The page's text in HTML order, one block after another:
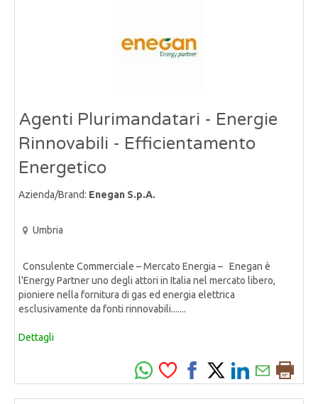
Agenti Plurimandatari - Energie
Rinnovabili - Efficientamento
Energetico
Azienda/Brand: Enegan S.p.A.
Umbria
Consulente Commerciale – Mercato Energia – Enegan è
l'Energy Partner uno degli attori in Italia nel mercato libero,
pioniere nella fornitura di gas ed energia elettrica
esclusivamente da fonti rinnovabili.......
Dettagli